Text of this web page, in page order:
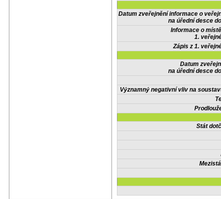
Datum zveřejnění informace o
na úřední desce
Informace o
1.
Zápis z 1.
Datum
na úřední desce
Významný negativní vliv na
Stát